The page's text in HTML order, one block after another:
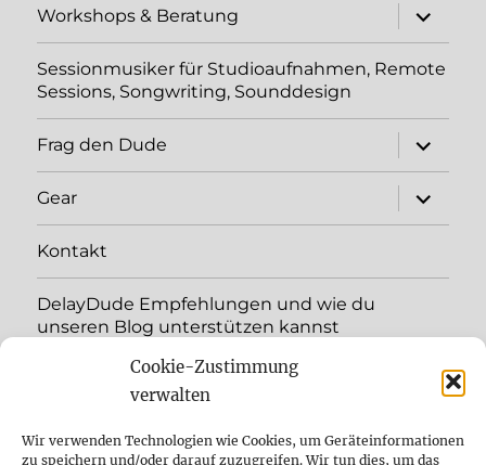
Cookie-Zustimmung
verwalten
Wir verwenden Technologien wie Cookies, um Geräteinformationen
zu speichern und/oder darauf zuzugreifen. Wir tun dies, um das
Workshops & Beratung
öffnen
Sessionmusiker für Studioaufnahmen, Remote
Sessions, Songwriting, Sounddesign
Frag den Dude
öffnen
Gear
öffnen
Kontakt
DelayDude Empfehlungen und wie du
unseren Blog unterstützen kannst
öffnen
YouTube